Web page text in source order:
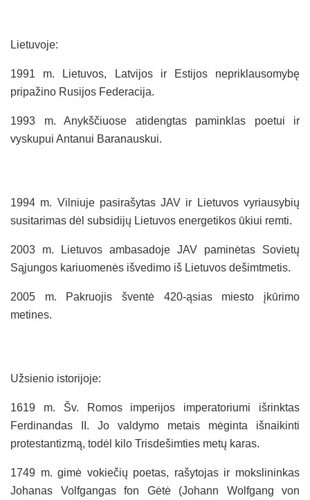
Lietuvoje:
1991 m. Lietuvos, Latvijos ir Estijos nepriklausomybę
pripažino Rusijos Federacija.
1993 m. Anykščiuose atidengtas paminklas poetui ir
vyskupui Antanui Baranauskui.
1994 m. Vilniuje pasirašytas JAV ir Lietuvos vyriausybių
susitarimas dėl subsidijų Lietuvos energetikos ūkiui remti.
2003 m. Lietuvos ambasadoje JAV paminėtas Sovietų
Sąjungos kariuomenės išvedimo iš Lietuvos dešimtmetis.
2005 m. Pakruojis šventė 420-ąsias miesto įkūrimo
metines.
Užsienio istorijoje:
1619 m. Šv. Romos imperijos imperatoriumi išrinktas
Ferdinandas II. Jo valdymo metais mėginta išnaikinti
protestantizmą, todėl kilo Trisdešimties metų karas.
1749 m. gimė vokiečių poetas, rašytojas ir mokslininkas
Johanas Volfgangas fon Gėtė (Johann Wolfgang von